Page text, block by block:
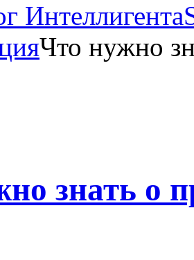
Интеллигента
Что нужно
знать о